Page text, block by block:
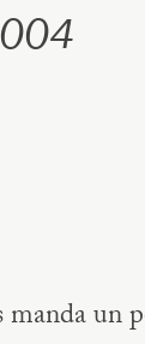
manda un